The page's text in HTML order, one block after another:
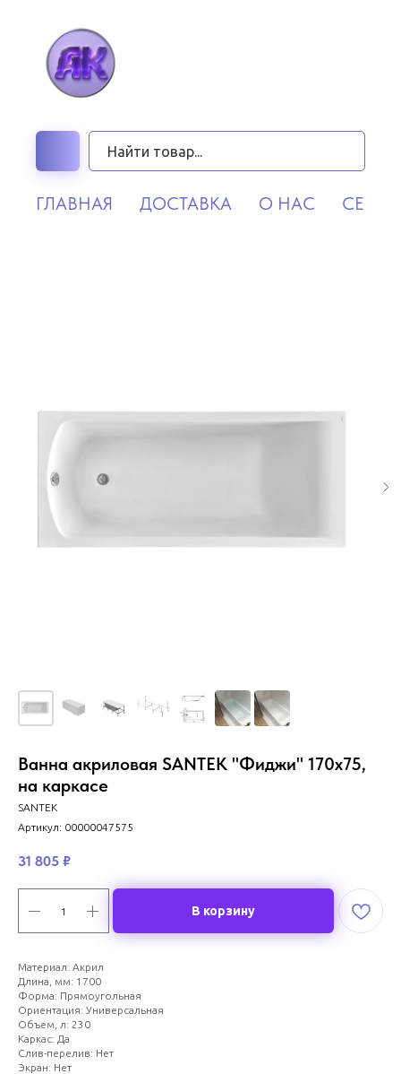
ГЛАВНАЯ ДОСТАВКА О НАС
Ванна акриловая SANTEK "Фиджи" 170х75,
на каркасе
SANTEK
Артикул: 00000047575
31 805 ₽
В корзину
Материал: Акрил
Длина, мм: 1700
Форма: Прямоугольная
Ориентация: Универсальная
Объем, л: 230
Каркас: Да
Слив-перелив: Нет
Экран: Нет